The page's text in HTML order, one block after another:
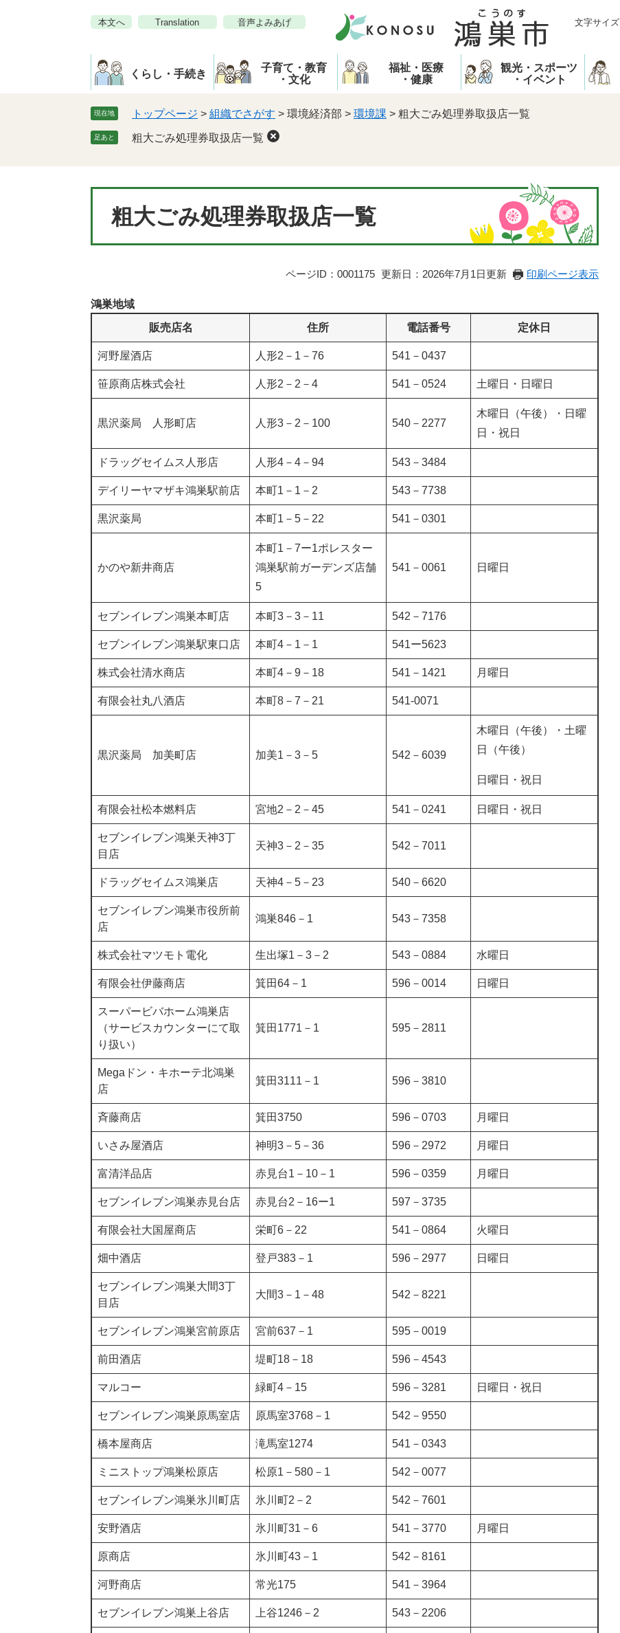
本文へ Translation 音声よみあげ 文字サイズ
くらし・手続き
子育て・教育
・文化
福祉・医療
・健康
観光・スポーツ
・イベント
現在地 トップページ > 組織でさがす > 環境経済部 > 環境課 > 粗大ごみ処理券取扱店一覧
足あと 粗大ごみ処理券取扱店一覧
粗大ごみ処理券取扱店一覧
ページID：0001175 更新日：2026年7月1日更新 印刷ページ表示
鴻巣地域
販売店名
住所 電話番号 定休日
河野屋酒店 人形2－1－76 541－0437
笹原商店株式会社 人形2－2－4 541－0524 土曜日・日曜日
黒沢薬局 人形町店 人形3－2－100 540－2277
木曜日（午後）・日曜
日・祝日
ドラッグセイムス人形店 人形4－4－94 543－3484
デイリーヤマザキ鴻巣駅前店 本町1－1－2 543－7738
黒沢薬局 本町1－5－22 541－0301
かのや新井商店
本町1－7ー1ポレスター
鴻巣駅前ガーデンズ店舗
5
541－0061 日曜日
セブンイレブン鴻巣本町店 本町3－3－11 542－7176
セブンイレブン鴻巣駅東口店 本町4－1－1 541ー5623
株式会社清水商店 本町4－9－18 541－1421 月曜日
有限会社丸八酒店 本町8－7－21 541-0071
黒沢薬局 加美町店 加美1－3－5 542－6039
木曜日（午後）・土曜
日（午後）
日曜日・祝日
有限会社松本燃料店 宮地2－2－45 541－0241 日曜日・祝日
セブンイレブン鴻巣天神3丁
目店
天神3－2－35 542－7011
ドラッグセイムス鴻巣店 天神4－5－23 540－6620
セブンイレブン鴻巣市役所前
店
鴻巣846－1 543－7358
株式会社マツモト電化 生出塚1－3－2 543－0884 水曜日
有限会社伊藤商店 箕田64－1 596－0014 日曜日
スーパービバホーム鴻巣店
（サービスカウンターにて取
り扱い）
箕田1771－1 595－2811
Megaドン・キホーテ北鴻巣
店
箕田3111－1 596－3810
斉藤商店 箕田3750 596－0703 月曜日
いさみ屋酒店 神明3－5－36 596－2972 月曜日
富清洋品店 赤見台1－10－1 596－0359 月曜日
セブンイレブン鴻巣赤見台店 赤見台2－16ー1 597－3735
有限会社大国屋商店 栄町6－22 541－0864 火曜日
畑中酒店 登戸383－1 596－2977 日曜日
セブンイレブン鴻巣大間3丁
目店
大間3－1－48 542－8221
セブンイレブン鴻巣宮前原店 宮前637－1 595－0019
前田酒店 堤町18－18 596－4543
マルコー 緑町4－15 596－3281 日曜日・祝日
セブンイレブン鴻巣原馬室店 原馬室3768－1 542－9550
橋本屋商店 滝馬室1274 541－0343
ミニストップ鴻巣松原店 松原1－580－1 542－0077
セブンイレブン鴻巣氷川町店 氷川町2－2 542－7601
安野酒店 氷川町31－6 541－3770 月曜日
原商店 氷川町43－1 542－8161
河野商店 常光175 541－3964
セブンイレブン鴻巣上谷店 上谷1246－2 543－2206